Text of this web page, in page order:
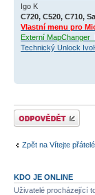
Igo K
C720, C520, C710,
Vlastní menu pro
Externí
Technický Unlock
Odeslat odpověď
Zpět na Vítejte
KDO JE ONLINE
Uživatelé procházející